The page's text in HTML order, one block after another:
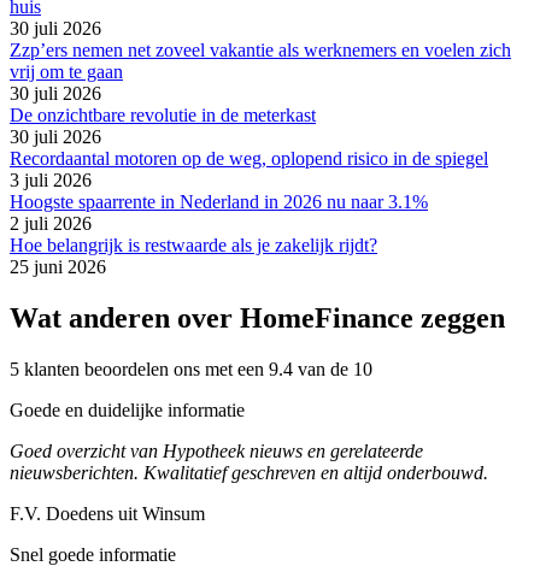
huis
30 juli 2026
Zzp’ers nemen net zoveel vakantie als werknemers en voelen zich
vrij om te gaan
30 juli 2026
De onzichtbare revolutie in de meterkast
30 juli 2026
Recordaantal motoren op de weg, oplopend risico in de spiegel
3 juli 2026
Hoogste spaarrente in Nederland in 2026 nu naar 3.1%
2 juli 2026
Hoe belangrijk is restwaarde als je zakelijk rijdt?
25 juni 2026
Wat anderen over HomeFinance zeggen
5 klanten beoordelen ons met een 9.4 van de 10
Goede en duidelijke informatie
Goed overzicht van Hypotheek nieuws en gerelateerde
nieuwsberichten. Kwalitatief geschreven en altijd onderbouwd.
F.V. Doedens uit Winsum
Snel goede informatie